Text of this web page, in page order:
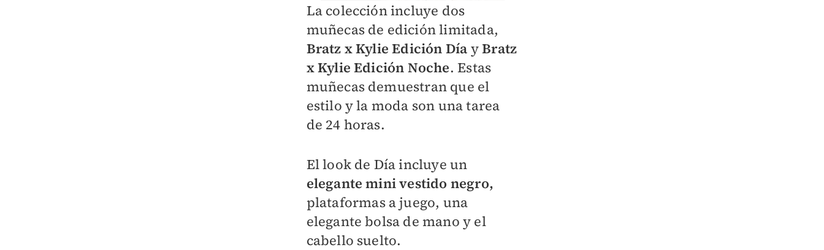
La colección incluye dos
muñecas de edición limitada,
Bratz x Kylie Edición Día yBratz
x Kylie Edición Noche. Estas
muñecas demuestran que el
estilo y la moda son una tarea
de 24 horas.
El look de Día incluye un
elegante mini vestido negro,
plataformas a juego, una
elegante bolsa de mano y el
cabello suelto.